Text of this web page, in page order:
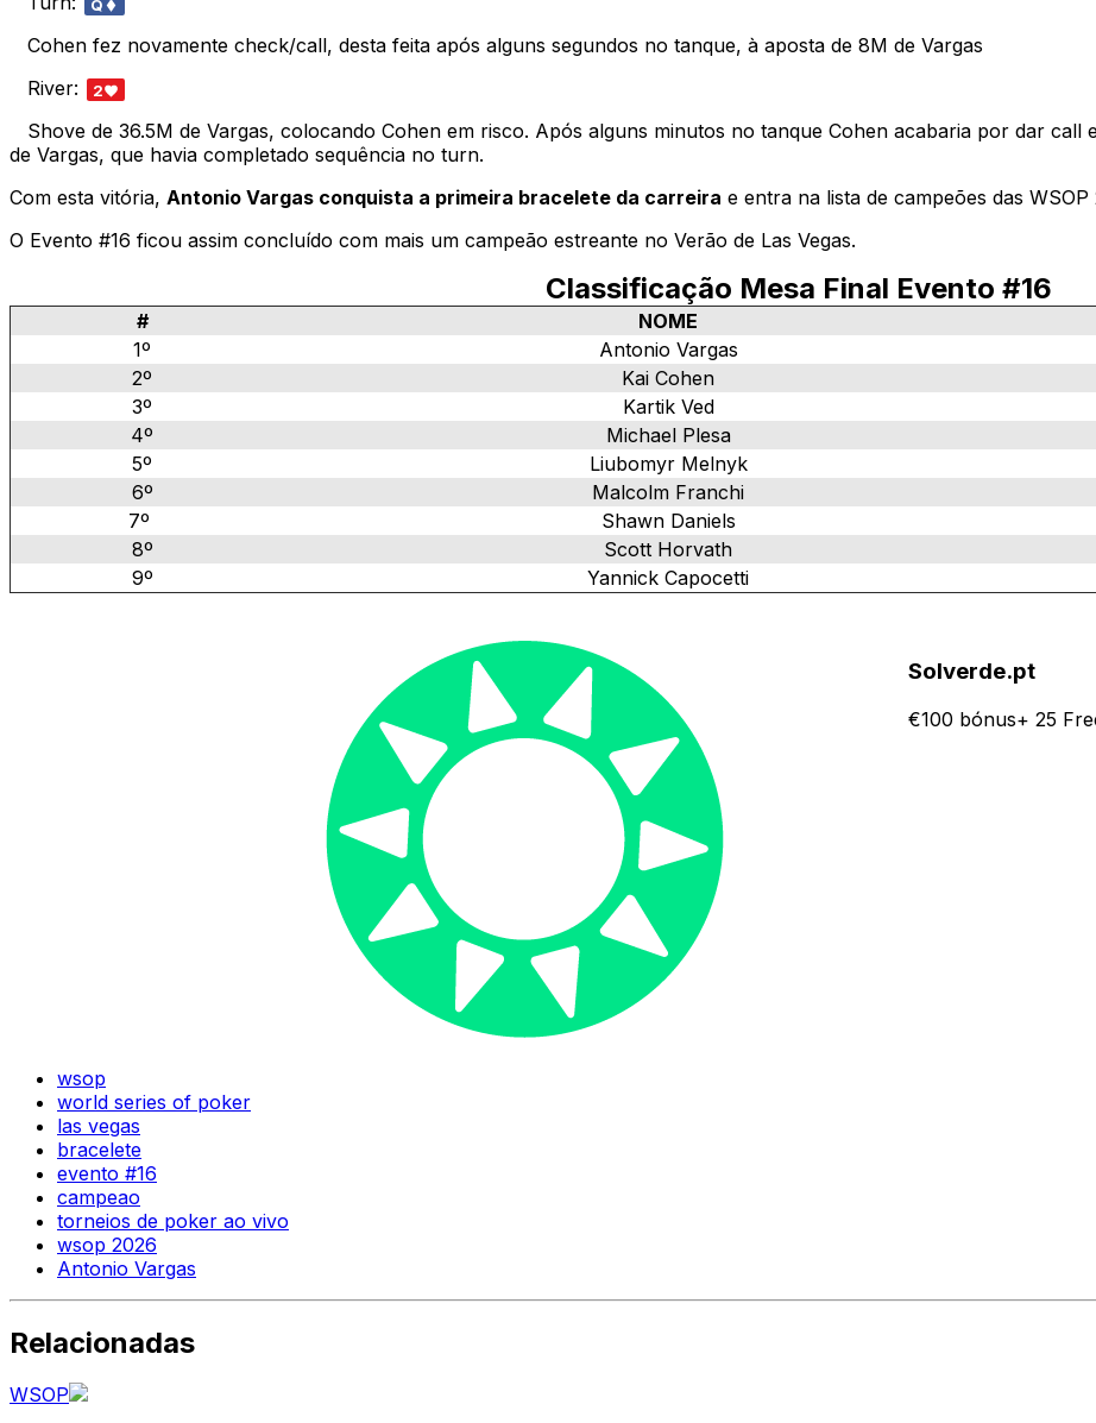
Q
Cohen fez novamente check/call, desta feita após alguns segundos no tanque, à aposta de 8M de Vargas
River:
2
Shove de 36.5M de Vargas, colocando Cohen em risco. Após alguns minutos no tanque Cohen acabaria por dar call
de Vargas, que havia completado sequência no turn.
Com esta vitória, Antonio Vargas conquista a primeira bracelete da carreira e entra na lista de campeões das WSOP
O Evento #16 ficou assim concluído com mais um campeão estreante no Verão de Las Vegas.
Classificação Mesa Final Evento #16
# NOME
1º
Antonio Vargas
2º
Kai Cohen
3º
Kartik Ved
4º
Michael Plesa
5º
Liubomyr Melnyk
6º
Malcolm Franchi
7º
Shawn Daniels
8º
Scott Horvath
9º
Yannick Capocetti
Solverde.pt
€100 bónus+ 25
wsop
world series of poker
las vegas
bracelete
evento #16
campeao
torneios de poker ao vivo
wsop 2026
Antonio Vargas
Relacionadas
WSOP